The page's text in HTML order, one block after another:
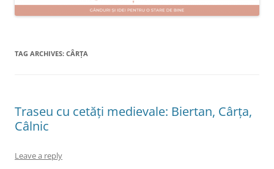
TAG ARCHIVES: CÂRȚA
Traseu cu cetăți medievale: Biertan, Cârța,
Câlnic
Leave a reply